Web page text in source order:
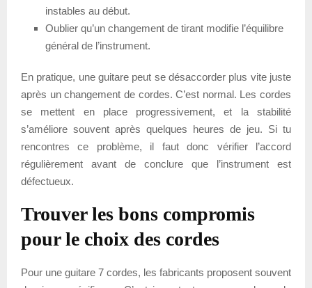
instables au début.
Oublier qu’un changement de tirant modifie l’équilibre
général de l’instrument.
En pratique, une guitare peut se désaccorder plus vite juste
après un changement de cordes. C’est normal. Les cordes
se mettent en place progressivement, et la stabilité
s’améliore souvent après quelques heures de jeu. Si tu
rencontres ce problème, il faut donc vérifier l’accord
régulièrement avant de conclure que l’instrument est
défectueux.
Trouver les bons compromis
pour le choix des cordes
Pour une guitare 7 cordes, les fabricants proposent souvent